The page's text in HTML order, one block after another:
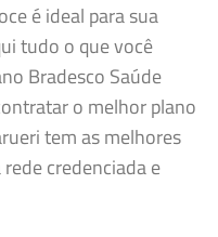
é ideal para sua
tudo o que você
Bradesco Saúde
o melhor plano
tem as melhores
credenciada e